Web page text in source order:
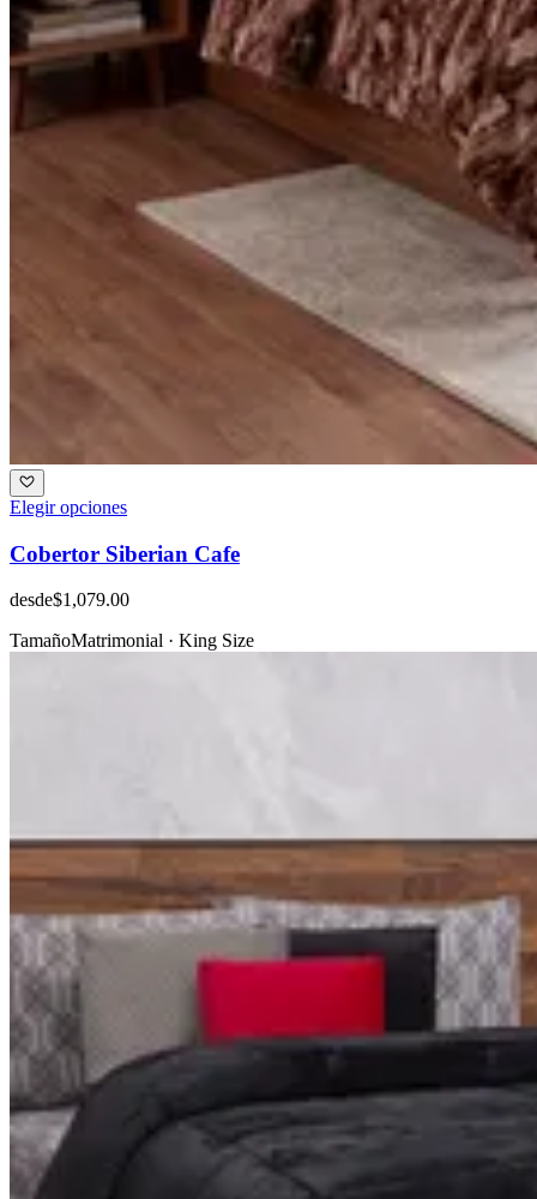
Elegir opciones
Cobertor Siberian Cafe
desde$1,079.00
TamañoMatrimonial · King Size